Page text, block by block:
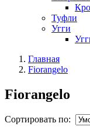
Туфли
Угги
Главная
Fiorangelo
Fiorangelo
Сортировать по: